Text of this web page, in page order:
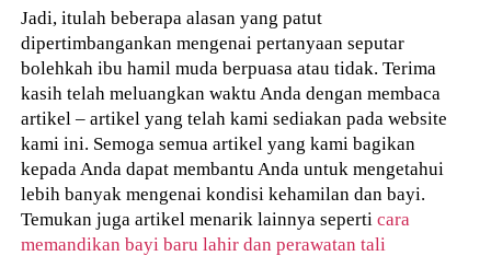
Jadi, itulah beberapa alasan yang patut
dipertimbangankan mengenai pertanyaan seputar
bolehkah ibu hamil muda berpuasa atau tidak. Terima
kasih telah meluangkan waktu Anda dengan membaca
artikel – artikel yang telah kami sediakan pada website
kami ini. Semoga semua artikel yang kami bagikan
kepada Anda dapat membantu Anda untuk mengetahui
lebih banyak mengenai kondisi kehamilan dan bayi.
Temukan juga artikel menarik lainnya seperticara
memandikan bayi baru lahir dan perawatan tali